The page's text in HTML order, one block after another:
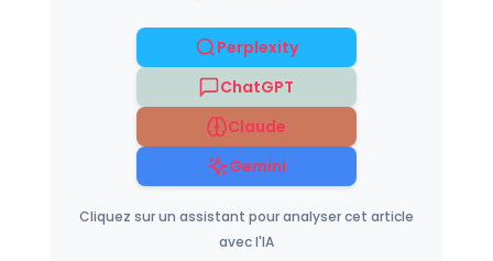
Perplexity
ChatGPT
Claude
Gemini
Cliquez sur un assistant pour analyser cet article
avec l'IA